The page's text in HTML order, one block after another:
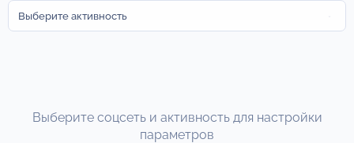
Выберите активность
Выберите соцсеть и активность для настройки
параметров